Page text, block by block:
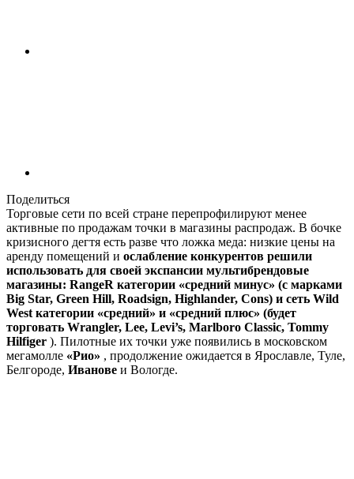
Поделиться
Торговые сети по всей стране перепрофилируют менее
активные по продажам точки в магазины распродаж. В бочке
кризисного дегтя есть разве что ложка меда: низкие цены на
аренду помещений и ослабление конкурентов решили
использовать для своей экспансии мультибрендовые
магазины: RangeR категории «средний минус» (с марками
Big Star, Green Hill, Roadsign, Highlander, Cons) и сеть Wild
West категории «средний» и «средний плюс» (будет
торговать Wrangler, Lee, Levi’s, Marlboro Classic, Tommy
Hilfiger ). Пилотные их точки уже появились в московском
мегамолле «Рио» , продолжение ожидается в Ярославле, Туле,
Белгороде, Иванове и Вологде.